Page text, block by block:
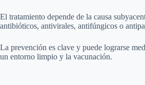
El tratamiento depende de la causa
antibióticos, antivirales, antifúngicos o
La prevención es clave y puede lograrse
un entorno limpio y la vacunación.